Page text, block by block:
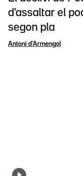
d'assaltar el
segon pla
Antoni d'Armengol